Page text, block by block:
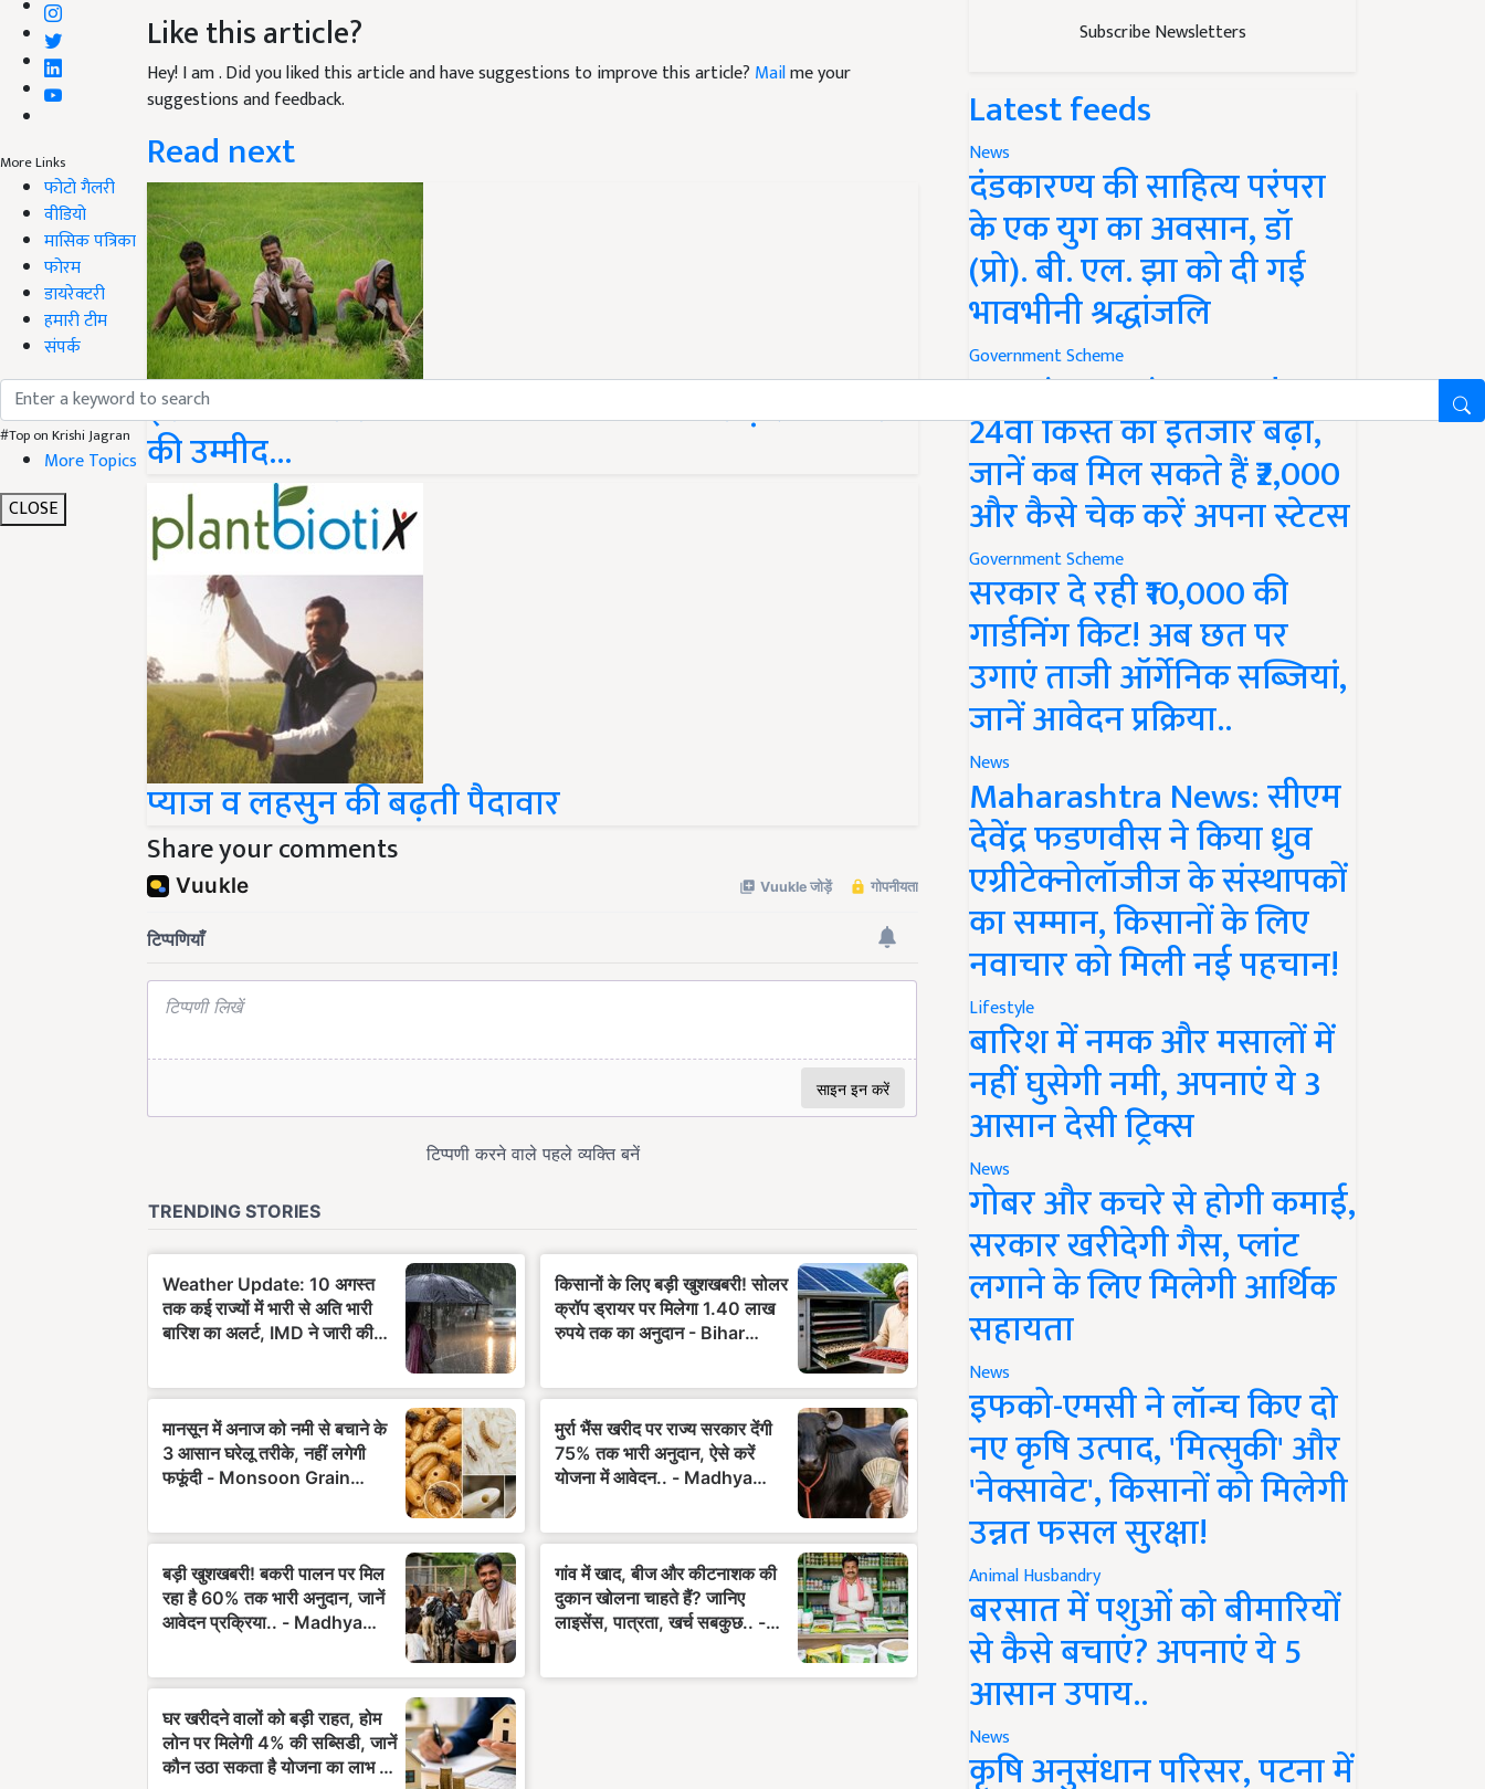
More Links
फोटो गैलरी
वीडियो
मासिक पत्रिका
फोरम
डायरेक्टरी
हमारी टीम
संपर्क
#Top on Krishi Jagran
More Topics
CLOSE
Like this article?
Hey! I am. Did you liked this article and have suggestions to improve this article? Mailme your
suggestions and feedback.
Read next
इस बजट में फसल बीमा योजना को 13000 करोड़ रुपये मिलने
की उम्मीद...
प्याज व लहसुन की बढ़ती पैदावार
Share your comments
Subscribe Newsletters
Latest feeds
News
दंडकारण्य की साहित्य परंपरा
के एक युग का अवसान, डॉ
(प्रो). बी. एल. झा को दी गई
भावभीनी श्रद्धांजलि
Government Scheme
PM Kisan Yojana Update:
24वीं किस्त का इंतजार बढ़ा,
जानें कब मिल सकते हैं ₹2,000
और कैसे चेक करें अपना स्टेटस
Government Scheme
सरकार दे रही ₹10,000 की
गार्डनिंग किट! अब छत पर
उगाएं ताजी ऑर्गेनिक सब्जियां,
जानें आवेदन प्रक्रिया..
News
Maharashtra News: सीएम
देवेंद्र फडणवीस ने किया ध्रुव
एग्रीटेक्नोलॉजीज के संस्थापकों
का सम्मान, किसानों के लिए
नवाचार को मिली नई पहचान!
Lifestyle
बारिश में नमक और मसालों में
नहीं घुसेगी नमी, अपनाएं ये 3
आसान देसी ट्रिक्स
News
गोबर और कचरे से होगी कमाई,
सरकार खरीदेगी गैस, प्लांट
लगाने के लिए मिलेगी आर्थिक
सहायता
News
इफको-एमसी ने लॉन्च किए दो
नए कृषि उत्पाद, 'मित्सुकी' और
'नेक्सावेट', किसानों को मिलेगी
उन्नत फसल सुरक्षा!
Animal Husbandry
बरसात में पशुओं को बीमारियों
से कैसे बचाएं? अपनाएं ये 5
आसान उपाय..
News
कृषि अनुसंधान परिसर, पटना में